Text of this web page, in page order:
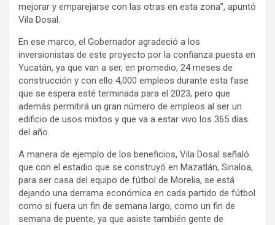
mejorar y emparejarse con las otras en esta zona”, apuntó
Vila Dosal.
En ese marco, el Gobernador agradeció a los
inversionistas de este proyecto por la confianza puesta en
Yucatán, ya que van a ser, en promedio, 24 meses de
construcción y con ello 4,000 empleos durante esta fase
que se espera esté terminada para el 2023, pero que
además permitirá un gran número de empleos al ser un
edificio de usos mixtos y que va a estar vivo los 365 días
del año.
A manera de ejemplo de los beneficios, Vila Dosal señaló
que con el estadio que se construyó en Mazatlán, Sinaloa,
para ser casa del equipo de fútbol de Morelia, se está
dejando una derrama económica en cada partido de fútbol
como si fuera un fin de semana largo, como un fin de
semana de puente, ya que asiste también gente de